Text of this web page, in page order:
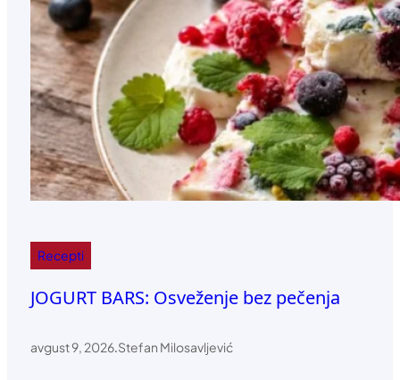
Recepti
JOGURT BARS: Osveženje bez pečenja
avgust 9, 2026.Stefan Milosavljević